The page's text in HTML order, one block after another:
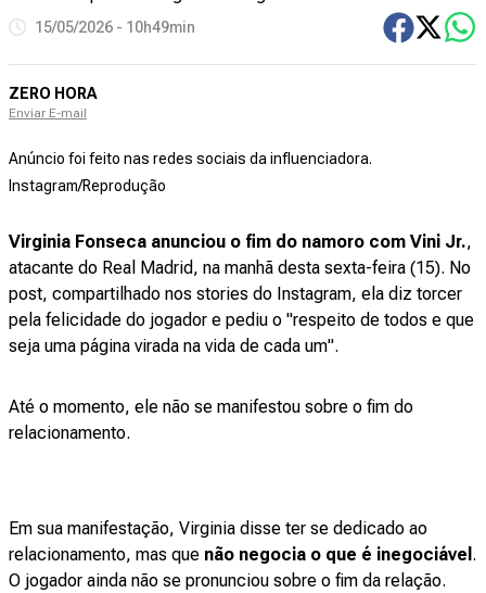
15/05/2026 - 10h49min
ZERO HORA
Enviar E-mail
Anúncio foi feito nas redes sociais da influenciadora.
Instagram/Reprodução
Virginia Fonseca anunciou o fim do namoro com Vini Jr.,
atacante do Real Madrid, na manhã desta sexta-feira (15). No
post, compartilhado nos stories do Instagram, ela diz torcer
pela felicidade do jogador e pediu o "respeito de todos e que
seja uma página virada na vida de cada um".
Até o momento, ele não se manifestou sobre o fim do
relacionamento.
Em sua manifestação, Virginia disse ter se dedicado ao
relacionamento, mas que não negocia o que é inegociável .
O jogador ainda não se pronunciou sobre o fim da relação.